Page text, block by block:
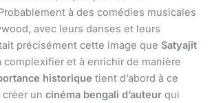
à des comédies musicales
avec leurs danses et leurs
précisément cette image que Satyajit
complexifier et à enrichir de manière
historique tient d’abord à ce
un cinéma bengali d’auteur qui